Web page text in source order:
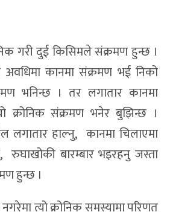
गरी दुई किसिमले संक्रमण हुन्छ ।
कानमा संक्रमण भई निको
भनिन्छ । तर लगातार कानमा
क्रोनिक संक्रमण भनेर बुझिन्छ ।
लगातार हाल्नु, कानमा चिलाएमा
रुघाखोकी बारम्बार भइरहनु जस्ता
हुन्छ ।
त्यो क्रोनिक समस्यामा परिणत